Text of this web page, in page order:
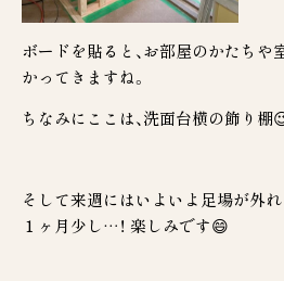
ボードを貼ると、お部屋のかたちや
かってきますね。
ちなみにここは、洗面台横の飾り棚
そして来週にはいよいよ足場が外れ
１ヶ月少し…！ 楽しみです😄